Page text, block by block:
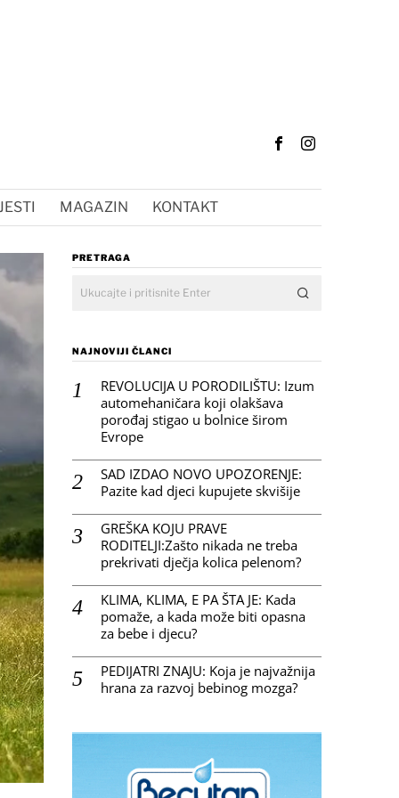
MAGAZIN KONTAKT
PRETRAGA
NAJNOVIJI ČLANCI
REVOLUCIJA U PORODILIŠTU: Izum
automehaničara koji olakšava
porođaj stigao u bolnice širom
Evrope
SAD IZDAO NOVO UPOZORENJE:
Pazite kad djeci kupujete skvišije
GREŠKA KOJU PRAVE
RODITELJI:Zašto nikada ne treba
prekrivati dječja kolica pelenom?
KLIMA, KLIMA, E PA ŠTA JE: Kada
pomaže, a kada može biti opasna
za bebe i djecu?
PEDIJATRI ZNAJU: Koja je najvažnija
hrana za razvoj bebinog mozga?